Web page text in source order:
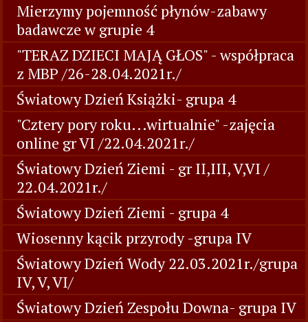
Mierzymy pojemność płynów-zabawy
badawcze w grupie 4
"TERAZ DZIECI MAJĄ GŁOS" - współpraca
z MBP /26-28.04.2021r./
Światowy Dzień Książki- grupa 4
"Cztery pory roku...wirtualnie" -zajęcia
online gr VI /22.04.2021r./
Światowy Dzień Ziemi - gr II,III, V,VI /
22.04.2021r./
Światowy Dzień Ziemi - grupa 4
Wiosenny kącik przyrody -grupa IV
Światowy Dzień Wody 22.03.2021r./grupa
IV, V, VI/
Światowy Dzień Zespołu Downa- grupa IV